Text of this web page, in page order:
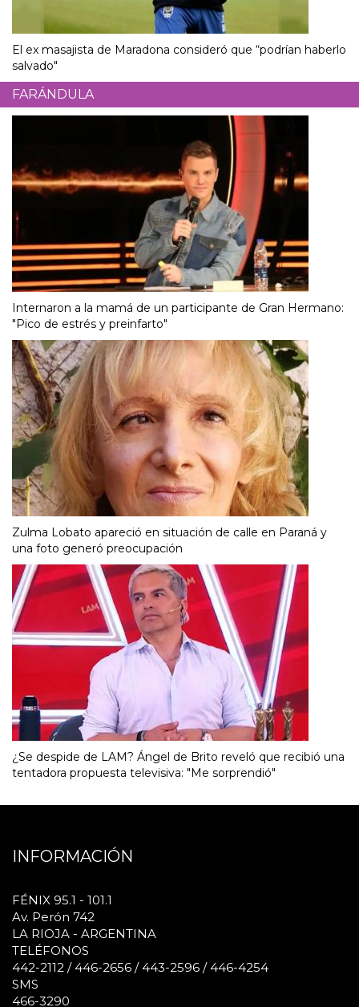
El ex masajista de Maradona consideró que “podrían haberlo
salvado"
FARÁNDULA
Internaron a la mamá de un participante de Gran Hermano:
"Pico de estrés y preinfarto"
Zulma Lobato apareció en situación de calle en Paraná y
una foto generó preocupación
¿Se despide de LAM? Ángel de Brito reveló que recibió una
tentadora propuesta televisiva: "Me sorprendió"
INFORMACIÓN
FÉNIX 95.1 - 101.1
Av. Perón 742
LA RIOJA - ARGENTINA
TELÉFONOS
442-2112 / 446-2656 / 443-2596 / 446-4254
SMS
466-3290